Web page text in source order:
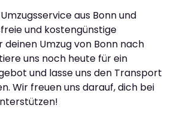
aus Bonn und
und kostengünstige
Umzug von Bonn nach
uns noch heute für ein
und lasse uns den Transport
Wir freuen uns darauf, dich bei